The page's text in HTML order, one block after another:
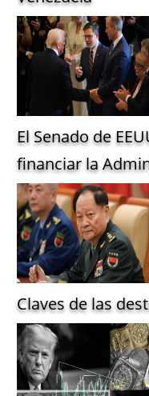
El Senado de
financiar la
Claves de las